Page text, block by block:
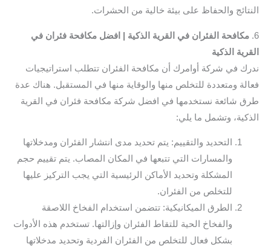
النتائج والحفاظ على بيئة خالية من الحشرات.
6. مكافحة الفئران في القرية الذكية | افضل مكافحة فئران في
القرية الذكية
ندرك في شركة أوامرك أن مكافحة الفئران تتطلب استراتيجيات
فعالة ومتعددة للتخلص منها والوقاية منها في المستقبل. هناك عدة
طرق شائعة نستخدمها في افضل شركة مكافحة فئران في القرية
الذكية، وتشمل ما يلي:
التحديد والتقييم: يتم تحديد مدى انتشار الفئران ومدخلاتها
والمسارات التي تتبعها في المكان المصاب. يتم تقييم حجم
المشكلة وتحديد الأماكن الرئيسية التي يجب التركيز عليها
للتخلص من الفئران.
الطرق الميكانيكية: تتضمن استخدام الفخاخ اللاصقة
والفخاخ الحية للتقاط الفئران وإزالتها. تستخدم هذه الأدوات
بشكل فعال للتخلص من الفئران الفردية وتحديد مدخلاتها